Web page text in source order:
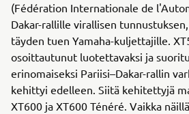
(Fédération Internationale de
Dakar-rallille virallisen
täyden tuen Yamaha-kuljettajille.
osoittautunut luotettavaksi ja
erinomaiseksi Pariisi–Dakar-rallin
kehittyi edelleen. Siitä kehitettyjä
XT600 ja XT600 Ténéré. Vaikka